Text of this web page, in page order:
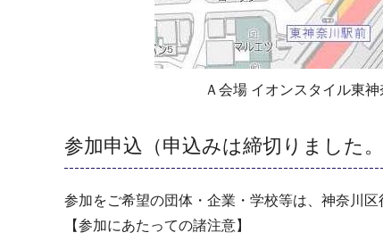
Ａ会場 イオンスタイル東
参加申込（申込みは締切りました。
参加をご希望の団体・企業・学校等は、神奈川
【参加にあたっての諸注意】